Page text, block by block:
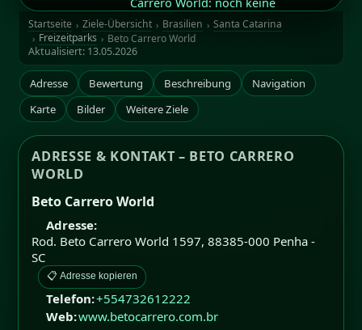
Bildrechte: Xauxa (Håkan Svensson)
Startseite Ziele-Übersicht Brasilien
Santa Catarina
Freizeitparks
Beto Carrero World
Aktualisiert: 13.05.2026
Adresse Bewertung Beschreibung
Navigation
Karte
Bilder Weitere Ziele
ADRESSE & KONTAKT – BETO CARRERO
WORLD
Beto Carrero World
Adresse:
Rod. Beto Carrero World 1597,88385-000 Penha -
SC
📋 Adresse kopieren
Telefon:+554732612222
Web:www.betocarrero.com.br